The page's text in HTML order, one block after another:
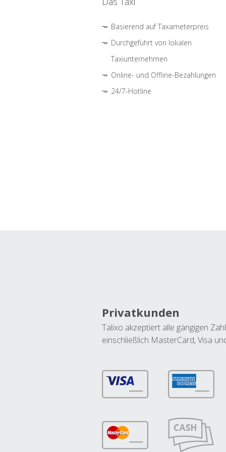
Basierend auf Taxameterpreis
Durchgeführt von lokalen
Taxiunternehmen
Online- und Offline-Bezahlungen
24/7-Hotline
Privatkunden
Talixo akzeptiert alle gängigen
einschließlich MasterCard, Visa